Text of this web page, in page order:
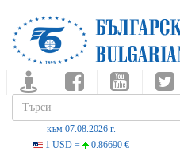
към 07.08.2026 г.
1 USD =
0.86690 €